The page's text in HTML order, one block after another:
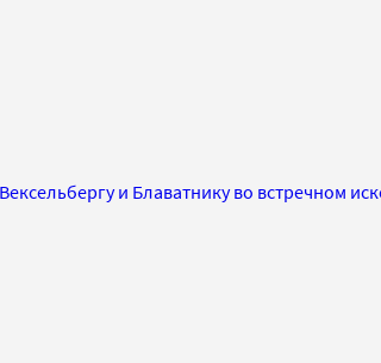
и Блаватнику во встречном